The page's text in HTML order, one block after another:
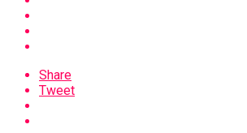
Share
Tweet